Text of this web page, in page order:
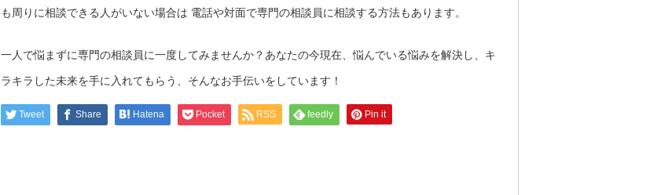
も周りに相談できる人がいない場合は 電話や対面で専門の相談員に相談する方法もあります。
一人で悩まずに専門の相談員に一度してみませんか？あなたの今現在、悩んでいる悩みを解決し、キ
ラキラした未来を手に入れてもらう、そんなお手伝いをしています！
Tweet Share Hatena Pocket RSS feedly Pin it